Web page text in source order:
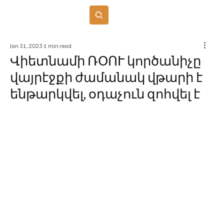
Վիետնամի ՌՕՈՒ կործանիչը
վայրէջքի ժամանակ վթարի է
ենթարկվել, օդաչուն զոհվել է
Jan 31, 2023 1 min read